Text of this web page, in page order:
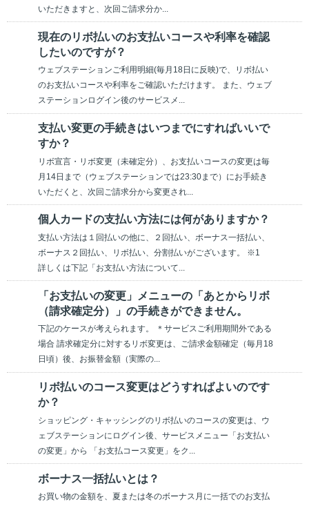
いただきますと、次回ご請求分か...
現在のリボ払いのお支払いコースや利率を確認
したいのですが？
ウェブステーションご利用明細(毎月18日に反映)で、リボ払い
のお支払いコースや利率をご確認いただけます。 また、ウェブ
ステーションログイン後のサービスメ...
支払い変更の手続きはいつまでにすればいいで
すか？
リボ宣言・リボ変更（未確定分）、お支払いコースの変更は毎
月14日まで（ウェブステーションでは23:30まで）にお手続き
いただくと、次回ご請求分から変更され...
個人カードの支払い方法には何がありますか？
支払い方法は１回払いの他に、２回払い、ボーナス一括払い、
ボーナス２回払い、リボ払い、分割払いがございます。 ※1
詳しくは下記「お支払い方法について...
「お支払いの変更」メニューの「あとからリボ
（請求確定分）」の手続きができません。
下記のケースが考えられます。 ＊サービスご利用期間外である
場合 請求確定分に対するリボ変更は、ご請求金額確定（毎月18
日頃）後、お振替金額（実際の...
リボ払いのコース変更はどうすればよいのです
か？
ショッピング・キャッシングのリボ払いのコースの変更は、ウ
ェブステーションにログイン後、サービスメニュー「お支払い
の変更」から 「お支払コース変更」をク...
ボーナス一括払いとは？
お買い物の金額を、夏または冬のボーナス月に一括でのお支払